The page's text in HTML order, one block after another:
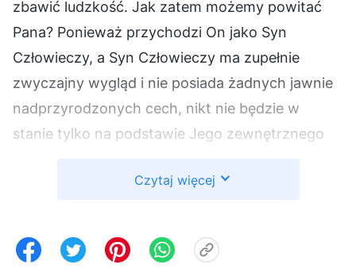
zbawić ludzkość. Jak zatem możemy powitać
Pana? Ponieważ przychodzi On jako Syn
Człowieczy, a Syn Człowieczy ma zupełnie
zwyczajny wygląd i nie posiada żadnych jawnie
nadprzyrodzonych cech, nikt nie będzie w
stanie tylko na podstawie Jego zewnętrznego
Boga. Kluczem jest słuchanie wypowiedzi Syna
głosem Boga. Powitanie Pana dokonuje się
poprzez rozpoznanie głosu Boga i otwarcie Mu
Czytaj więcej